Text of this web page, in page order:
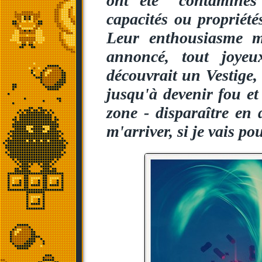
capacités ou
Leur enthousiasme
annoncé, tout
découvrait un
jusqu'à devenir fou
zone - disparaître en
m'arriver, si je vais